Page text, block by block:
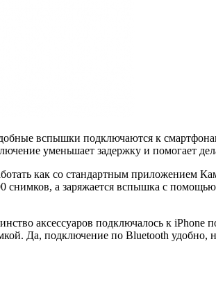
вспышки подключаются к
уменьшает задержку и помогает
как со стандартным приложением
снимков, а заряжается вспышка с
аксессуаров подключалось к iPhone
Да, подключение по Bluetooth удобно,